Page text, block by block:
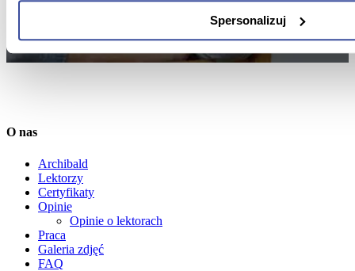
Spersonalizuj
O nas
Archibald
Lektorzy
Certyfikaty
Opinie
Opinie o lektorach
Praca
Galeria zdjęć
FAQ